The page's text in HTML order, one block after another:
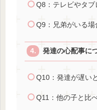
Q8：テレビやタブ
Q9：兄弟がいる場
発達の心配事に
Q10：発達が遅い
Q11：他の子と比